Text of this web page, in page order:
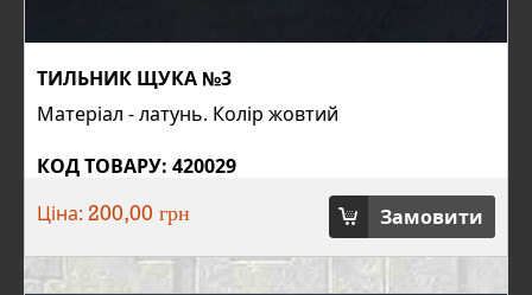
ТИЛЬНИК ЩУКА №3
Матеріал - латунь. Колір жовтий
КОД ТОВАРУ: 420029
Ціна: 200,00 грн Замовити